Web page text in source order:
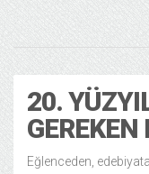
20.
Eğlenceden,